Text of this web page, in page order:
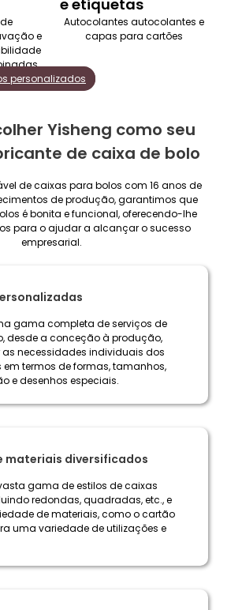
e
e etiquetas
Autocolantes autocolantes e
capas para cartões
personalizados
Yisheng como seu
de caixa de bolo
de caixas para bolos com 16 anos de
de produção, garantimos que
é bonita e funcional, oferecendo-lhe
para o ajudar a alcançar o sucesso
empresarial.
gama completa de serviços de
desde a conceção à produção,
necessidades individuais dos
em termos de formas, tamanhos,
e desenhos especiais.
materiais diversificados
gama de estilos de caixas
redondas, quadradas, etc., e
de materiais, como o cartão
uma variedade de utilizações e